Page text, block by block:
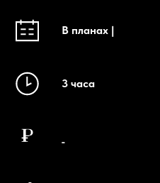
В планах |
3 часа